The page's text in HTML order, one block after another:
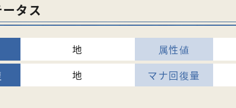
タス
地
地